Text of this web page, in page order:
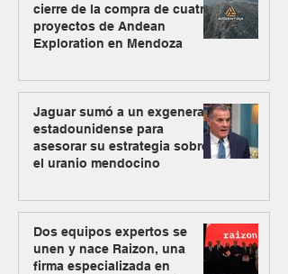
cierre de la compra de cuatro
proyectos de Andean
Exploration en Mendoza
Jaguar sumó a un exgeneral
estadounidense para
asesorar su estrategia sobre
el uranio mendocino
Dos equipos expertos se
unen y nace Raizon, una
firma especializada en